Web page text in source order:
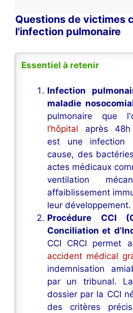
Questions de victimes
l'infection pulmonaire
Essentiel à retenir
Infection
maladie
pulmonaire que
l’hôpital après 48h
est une infection
cause, des
actes médicaux
ventilation
affaiblissement
leur développement.
Procédure CCI
Conciliation et
CCI CRCI permet
accident médical
indemnisation
par un tribunal.
dossier par la CCI
des critères